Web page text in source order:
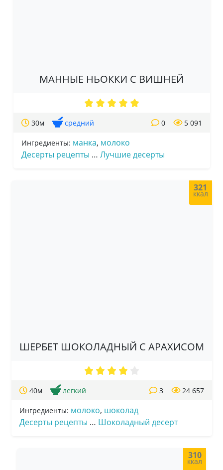
МАННЫЕ НЬОККИ С ВИШНЕЙ
30м средний 5 091
0
Ингредиенты: манка, молоко
Десерты рецепты … Лучшие десерты
321
ккал
ШЕРБЕТ ШОКОЛАДНЫЙ С АРАХИСОМ
40м легкий 24 657
3
Ингредиенты: молоко, шоколад
Десерты рецепты … Шоколадный десерт
310
ккал